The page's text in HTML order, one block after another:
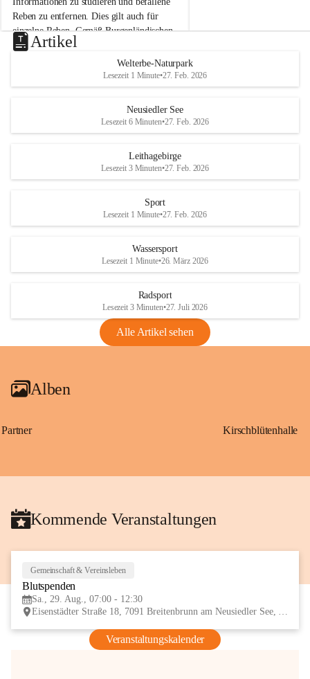
N
e
u
s
d
S
Reben zu entfernen. Dies gilt auch für
einzelne Reben. Gemäß Burgenländischen
Weinbaugesetz sind nicht gepflegte oder
unzulässige Weingärten zu roden! Bitte
helfen wir zusammen um unsere Winzer
vor den prognostizierten Ernteausfällen
und den daraus folgenden wirtschaftlichen
Maßnahmen zur Bekämpfung
Rebe und der Amerikanischen
Anhang VBl. EU Nr. 18
1 Seite•1,4 MB
VBl. EU Nr. 18_2026
u
e
d
r
S
Artikel
Welterbe-Naturpark
Lesezeit 1 Minute•27. Feb. 2026
Neusiedler See
Lesezeit 6 Minuten•27. Feb. 2026
Leithagebirge
Lesezeit 3 Minuten•27. Feb. 2026
Sport
Lesezeit 1 Minute•27. Feb. 2026
Wassersport
Lesezeit 1 Minute•26. März 2026
Radsport
Lesezeit 3 Minuten•27. Juli 2026
Alle Artikel sehen
Alben
Partner Kirschblütenhalle
Kommende Veranstaltungen
Gemeinschaft & Vereinsleben
Blutspenden
Sa., 29. Aug., 07:00 - 12:30
Eisenstädter Straße 18, 7091 Breitenbrunn am Neusiedler See, AUT
Veranstaltungskalender